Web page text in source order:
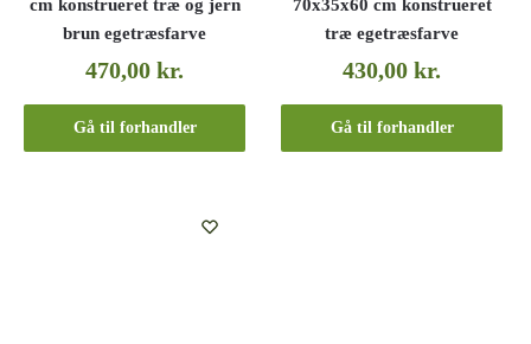
cm konstrueret træ og jern
brun egetræsfarve
470,00kr.
Gå til forhandler
70x35x60 cm konstrueret
træ egetræsfarve
430,00kr.
Gå til forhandler